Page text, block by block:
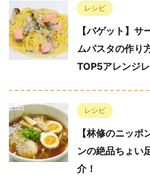
レシピ
【バゲット】
ムパスタの作り
TOP5アレンジ
レシピ
【林修のニッ
ンの絶品ちょい
介！